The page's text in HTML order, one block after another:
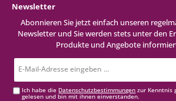
Newsletter
Abonnieren Sie jetzt einfach unseren
Newsletter und Sie werden stets unter den
Produkte und Angebote
Mail-
Ich habe die Datenschutzbestimmungen zur Kenntnis
gelesen und bin mit ihnen einverstanden.